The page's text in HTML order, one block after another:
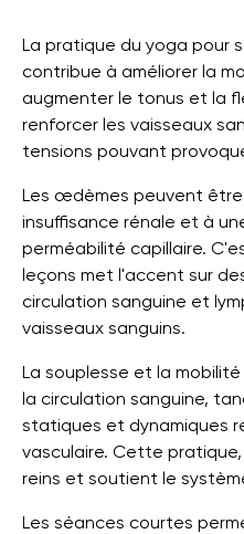
La pratique du yoga pour
contribue à améliorer la
augmenter le tonus et la
renforcer les vaisseaux
tensions pouvant
Les œdèmes peuvent
insuffisance rénale et à
perméabilité capillaire.
leçons met l'accent sur
circulation sanguine et
vaisseaux sanguins.
La souplesse et la
la circulation sanguine,
statiques et dynamiques
vasculaire. Cette
reins et soutient le
Les séances courtes